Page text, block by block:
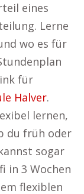
eines
Lerne
wo es für
für
Halver.
lernen,
du früh oder
sogar
in 3 Wochen
flexiblen